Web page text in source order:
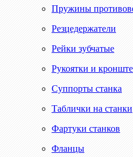
Пружины
Резцедержатели
Рейки зубчатые
Рукоятки и
Суппорты станка
Таблички на станки
Фартуки станков
Фланцы